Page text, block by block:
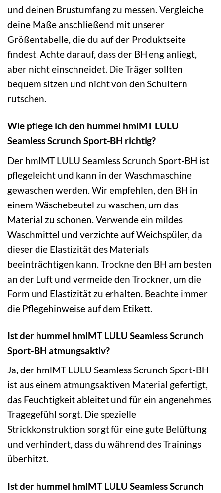
und deinen Brustumfang zu messen. Vergleiche
deine Maße anschließend mit unserer
Größentabelle, die du auf der Produktseite
findest. Achte darauf, dass der BH eng anliegt,
aber nicht einschneidet. Die Träger sollten
bequem sitzen und nicht von den Schultern
rutschen.
Wie pflege ich den hummel hmlMT LULU
Seamless Scrunch Sport-BH richtig?
Der hmlMT LULU Seamless Scrunch Sport-BH ist
pflegeleicht und kann in der Waschmaschine
gewaschen werden. Wir empfehlen, den BH in
einem Wäschebeutel zu waschen, um das
Material zu schonen. Verwende ein mildes
Waschmittel und verzichte auf Weichspüler, da
dieser die Elastizität des Materials
beeinträchtigen kann. Trockne den BH am besten
an der Luft und vermeide den Trockner, um die
Form und Elastizität zu erhalten. Beachte immer
die Pflegehinweise auf dem Etikett.
Ist der hummel hmlMT LULU Seamless Scrunch
Sport-BH atmungsaktiv?
Ja, der hmlMT LULU Seamless Scrunch Sport-BH
ist aus einem atmungsaktiven Material gefertigt,
das Feuchtigkeit ableitet und für ein angenehmes
Tragegefühl sorgt. Die spezielle
Strickkonstruktion sorgt für eine gute Belüftung
und verhindert, dass du während des Trainings
überhitzt.
Ist der hummel hmlMT LULU Seamless Scrunch